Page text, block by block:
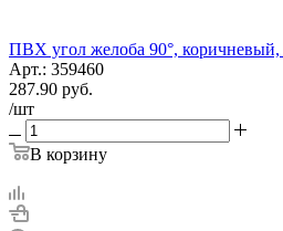
ПВХ угол желоба 90°, коричневый,
Арт.: 359460
287.90 руб.
/шт
В корзину